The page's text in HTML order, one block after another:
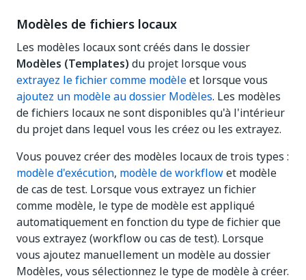
Modèles de fichiers locaux
Les modèles locaux sont créés dans le dossier
Modèles (Templates) du projet lorsque vous
extrayez le fichier comme modèleet lorsque vous
ajoutez un modèle au dossier Modèles. Les modèles
de fichiers locaux ne sont disponibles qu'à l'intérieur
du projet dans lequel vous les créez ou les extrayez.
Vous pouvez créer des modèles locaux de trois types :
modèle d'exécution, modèle de workflowet modèle
de cas de test. Lorsque vous extrayez un fichier
comme modèle, le type de modèle est appliqué
automatiquement en fonction du type de fichier que
vous extrayez (workflow ou cas de test). Lorsque
vous ajoutez manuellement un modèle au dossier
Modèles, vous sélectionnez le type de modèle à créer.